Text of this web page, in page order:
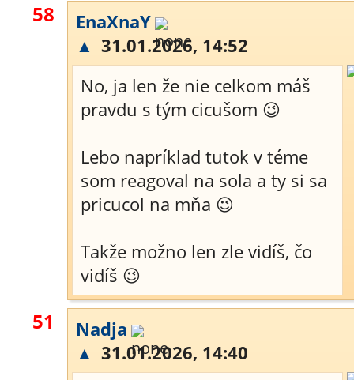
58
EnaXnaY
▲ 31.01.2026, 14:52
No, ja len že nie celkom máš
pravdu s tým cicušom 😉
Lebo napríklad tutok v téme
som reagoval na sola a ty si sa
pricucol na mňa 😉
Takže možno len zle vidíš, čo
vidíš 😉
51
Nadja
▲ 31.01.2026, 14:40